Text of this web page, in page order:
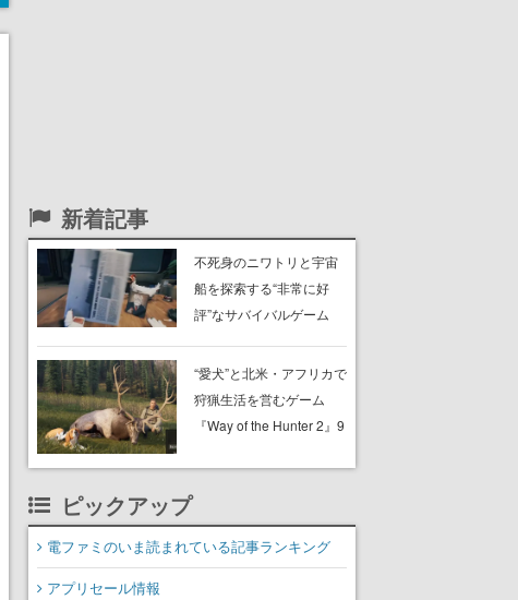
新着記事
不死身のニワトリと宇宙
船を探索する“非常に好
評”なサバイバルゲーム
配布中。入手できる期間
は8月10日まで
“愛犬”と北米・アフリカで
狩猟生活を営むゲーム
『Way of the Hunter 2』9
て登場し、冒険を重ねる
と成長する。記念撮影も
ピックアップ
電ファミのいま読まれている記事ランキング
アプリセール情報